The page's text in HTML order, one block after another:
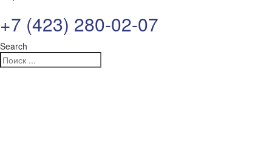
+7 (423) 280-02-07
Search